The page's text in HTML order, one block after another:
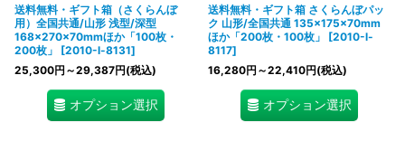
送料無料・ギフト箱（さくらんぼ
用）全国共通/山形 浅型/深型
168×270×70mmほか「100枚・
200枚」
[2010-l-8131]
25,300円 ～29,387円(税込)
オプション選択
送料無料・ギフト箱 さくらんぼパッ
ク 山形/全国共通 135×175×70mm
ほか「200枚・100枚」
[2010-l-
8117]
16,280円 ～22,410円(税込)
オプション選択